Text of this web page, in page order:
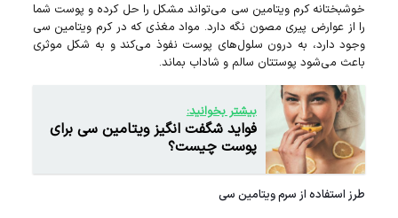
خوشبختانه کرم ویتامین سی می‌تواند مشکل را حل کرده و پوست شما
را از عوارض پیری مصون نگه دارد. مواد مغذی که در کرم ویتامین سی
وجود دارد، به درون سلول‌های پوست نفوذ می‌کند و به شکل موثری
باعث می‌شود پوستتان سالم و شاداب بماند.
بیشتر بخوانید:
فواید شگفت‌ انگیز ویتامین سی برای
پوست چیست؟
طرز استفاده از سرم ویتامین سی